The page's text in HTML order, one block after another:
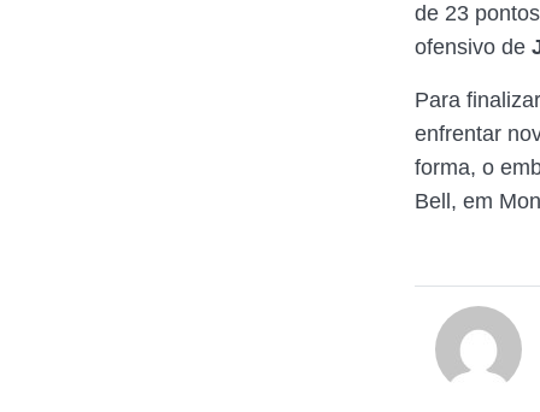
de 23
ofensivo de
Para
enfrentar
forma, o
Bell, em